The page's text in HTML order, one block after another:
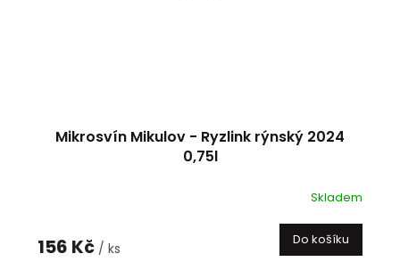
Mikrosvín Mikulov - Ryzlink rýnský 2024
0,75l
Skladem
156 Kč / ks
Do košíku